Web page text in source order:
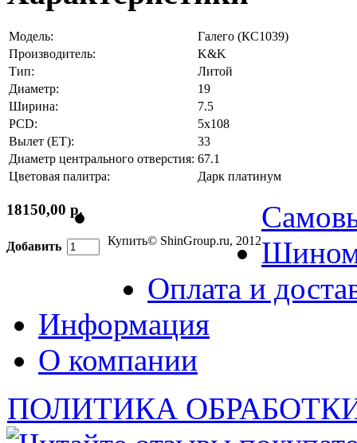
Модель:
Галего (КС1039)
Производитель:
K&K
Тип:
Литой
Диаметр:
19
Ширина:
7.5
PCD:
5x108
Вылет (ET):
33
Диаметр центрального отверстия: 67.1
Цветовая палитра:
Дарк платинум
18150,00 р.
Добавить Купить© ShinGroup.ru, 2012
Оплата и
Информация
О компании
ПОЛИТИКА